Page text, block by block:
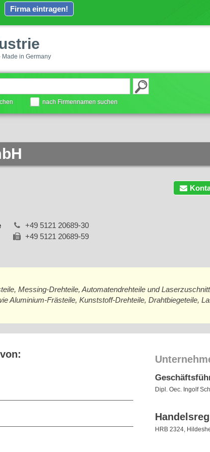
Firma eintragen!
Made in Germany
nach Firmennamen suchen
+49 5121 20689-30
+49 5121 20689-59
Messing-Drehteile, Automatendrehteile und
Aluminium-Frästeile, Kunststoff-Drehteile, Drahtbiegeteile,
Dipl. Oec. Ingolf
HRB 2324,